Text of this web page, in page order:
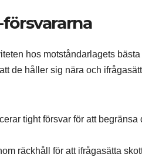
hos motståndarlagets bästa
de håller sig nära och
tight försvar för att begränsa
räckhåll för att ifrågasätta